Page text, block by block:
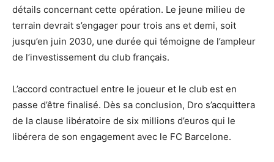
détails concernant cette opération. Le jeune milieu de
terrain devrait s’engager pour trois ans et demi, soit
jusqu’en juin 2030, une durée qui témoigne de l’ampleur
de l’investissement du club français.
L’accord contractuel entre le joueur et le club est en
passe d’être finalisé. Dès sa conclusion, Dro s’acquittera
de la clause libératoire de six millions d’euros qui le
libérera de son engagement avec le FC Barcelone.